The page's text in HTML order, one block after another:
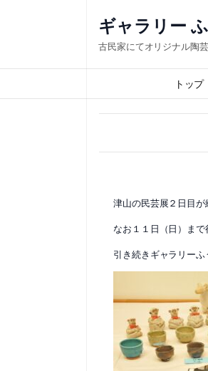
ス
キ
ギャラリー
古民家にてオリジナル陶
トップ
津山の民芸展２日目が
なお１１日（日）ま
引き続きギャラリー